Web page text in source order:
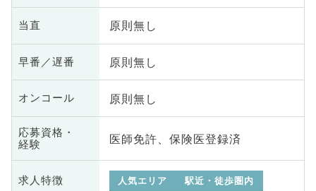
当直 原則無し
早番／遅番 原則無し
オンコール 原則無し
応募資格・
経験
医師免許、保険医登録済
求人特徴 人気エリア 駅近・徒歩圏内